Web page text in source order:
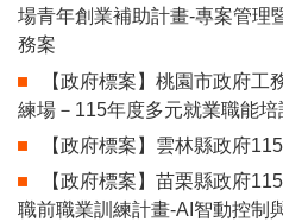
場青年創業補助計畫-專案管理
務案
【政府標案】桃園市政府工
練場－115年度多元就業職能培
【政府標案】雲林縣政府
【政府標案】苗栗縣政府
職前職業訓練計畫-AI智動控制